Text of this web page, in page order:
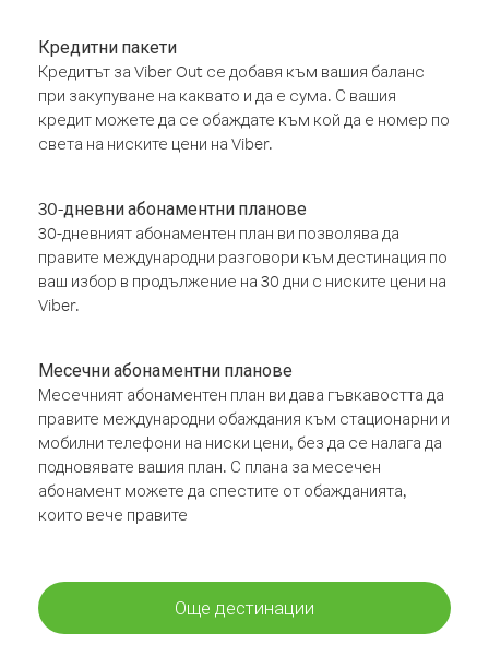
Кредитни пакети
Кредитът за Viber Out се добавя към вашия баланс
при закупуване на каквато и да е сума. С вашия
кредит можете да се обаждате към кой да е номер по
света на ниските цени на Viber.
30-дневни абонаментни планове
30-дневният абонаментен план ви позволява да
правите международни разговори към дестинация по
ваш избор в продължение на 30 дни с ниските цени на
Viber.
Месечни абонаментни планове
Месечният абонаментен план ви дава гъвкавостта да
правите международни обаждания към стационарни и
мобилни телефони на ниски цени, без да се налага да
подновявате вашия план. С плана за месечен
абонамент можете да спестите от обажданията,
които вече правите
Още дестинации